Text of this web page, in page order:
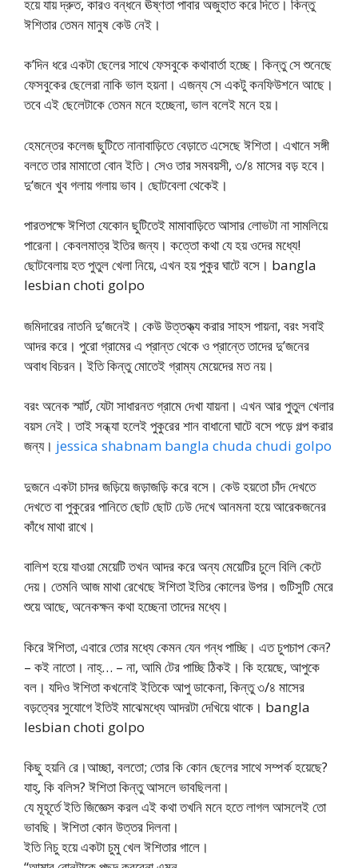
হয়ে যায় দ্রুত, কারও বন্ধনে ঊষ্ণতা পাবার অজুহাত করে দিতে। কিন্তু
ঈশিতার তেমন মানুষ কেউ নেই।
ক’দিন ধরে একটা ছেলের সাথে ফেসবুকে কথাবার্তা হচ্ছে। কিন্তু সে শুনেছে
ফেসবুকের ছেলেরা নাকি ভাল হয়না। এজন্য সে একটু কনফিউশনে আছে।
তবে এই ছেলেটাকে তেমন মনে হচ্ছেনা, ভাল বলেই মনে হয়।
হেমন্তের কলেজ ছুটিতে নানাবাড়িতে বেড়াতে এসেছে ঈশিতা। এখানে সঙ্গী
বলতে তার মামাতো বোন ইতি। সেও তার সমবয়সী, ৩/৪ মাসের বড় হবে।
দু’জনে খুব গলায় গলায় ভাব। ছোটবেলা থেকেই।
পারতপক্ষে ঈশিতা যেকোন ছুটিতেই মামাবাড়িতে আসার লোভটা না সামলিয়ে
পারেনা। কেবলমাত্র ইতির জন্য। কত্তো কথা যে হয় ওদের মধ্যে!
ছোটবেলায় হত পুতুল খেলা নিয়ে, এখন হয় পুকুর ঘাটে বসে। bangla
lesbian choti golpo
জমিদারের নাতনি দু’জনেই। কেউ উত্তক্ত্য করার সাহস পায়না, বরং সবাই
আদর করে। পুরো গ্রামের এ প্রান্ত থেকে ও প্রান্তে তাদের দু’জনের
অবাধ বিচরন। ইতি কিন্তু মোতেই গ্রাম্য মেয়েদের মত নয়।
বরং অনেক স্মার্ট, যেটা সাধারনত গ্রামে দেখা যায়না। এখন আর পুতুল খেলার
বয়স নেই। তাই সন্ধ্যা হলেই পুকুরের শান বাধানো ঘাটে বসে পড়ে গল্প করার
জন্য। jessica shabnam bangla chuda chudi golpo
দুজনে একটা চাদর জড়িয়ে জড়াজড়ি করে বসে। কেউ হয়তো চাঁদ দেখতে
দেখতে বা পুকুরের পানিতে ছোট ছোট ঢেউ দেখে আনমনা হয়ে আরেকজনের
কাঁধে মাথা রাখে।
বালিশ হয়ে যাওয়া মেয়েটি তখন আদর করে অন্য মেয়েটির চুলে বিলি কেটে
দেয়। তেমনি আজ মাথা রেখেছে ঈশিতা ইতির কোলের উপর। গুটিসুটি মেরে
শুয়ে আছে, অনেকক্ষন কথা হচ্ছেনা তাদের মধ্যে।
কিরে ঈশিতা, এবারে তোর মধ্যে কেমন যেন গন্ধ পাচ্ছি। এত চুপচাপ কেন?
– কই নাতো। নাহ্… – না, আমি টের পাচ্ছি ঠিকই। কি হয়েছে, আপুকে
বল। যদিও ঈশিতা কখনোই ইতিকে আপু ডাকেনা, কিন্তু ৩/৪ মাসের
বড়ত্বের সুযোগে ইতিই মাঝেমধ্যে আদরটা দেখিয়ে থাকে। bangla
lesbian choti golpo
কিছু হয়নি রে।আচ্ছা, বলতো; তোর কি কোন ছেলের সাথে সম্পর্ক হয়েছে?
যাহ্, কি বলিস? ঈশিতা কিন্তু আসলে ভাবছিলনা।
যে মূহূর্তে ইতি জিজ্ঞেস করল এই কথা তখনি মনে হতে লাগল আসলেই তো
ভাবছি। ঈশিতা কোন উত্তর দিলনা।
ইতি নিচু হয়ে একটা চুমু খেল ঈশিতার গালে।